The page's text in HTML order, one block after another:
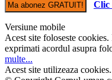
Clic
Versiune mobile
Acest site foloseste
exprimati acordul asupra
multe...
Acest site utilizeaza